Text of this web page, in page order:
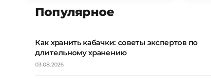
Популярное
Как хранить кабачки: советы экспертов по
длительному хранению
03.08.2026